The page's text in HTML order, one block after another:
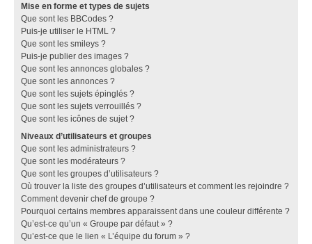
Mise en forme et types de sujets
Que sont les BBCodes ?
Puis-je utiliser le HTML ?
Que sont les smileys ?
Puis-je publier des images ?
Que sont les annonces globales ?
Que sont les annonces ?
Que sont les sujets épinglés ?
Que sont les sujets verrouillés ?
Que sont les icônes de sujet ?
Niveaux d’utilisateurs et groupes
Que sont les administrateurs ?
Que sont les modérateurs ?
Que sont les groupes d’utilisateurs ?
Où trouver la liste des groupes d’utilisateurs et comment les rejoindre ?
Comment devenir chef de groupe ?
Pourquoi certains membres apparaissent dans une couleur différente ?
Qu’est-ce qu’un « Groupe par défaut » ?
Qu’est-ce que le lien « L’équipe du forum » ?